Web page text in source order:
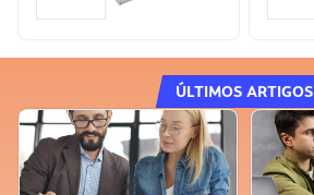
ÚLTIMOS ARTIGOS